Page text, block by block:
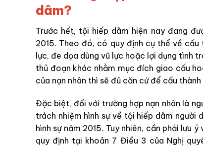
dâm?
Trước hết, tội hiếp dâm hiện nay đang
2015. Theo đó, có quy định cụ thể về
lực, đe dọa dùng vũ lực hoặc lợi dụng tình
thủ đoạn khác nhằm mục đích giao cấu
của nạn nhân thì sẽ đủ căn cứ để cấu
Đặc biệt, đối với trường hợp nạn nhân là
trách nhiệm hình sự về tội hiếp dâm
hình sự năm 2015. Tuy nhiên, cần phải
quy định tại khoản 7 Điều 3 của Nghị